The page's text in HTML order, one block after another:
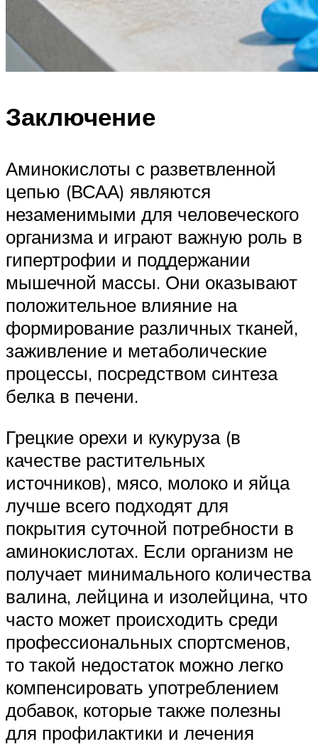
Заключение
Аминокислоты с разветвленной
цепью (ВСАА) являются
незаменимыми для человеческого
организма и играют важную роль в
гипертрофии и поддержании
мышечной массы. Они оказывают
положительное влияние на
формирование различных тканей,
заживление и метаболические
процессы, посредством синтеза
белка в печени.
Грецкие орехи и кукуруза (в
качестве растительных
источников), мясо, молоко и яйца
лучше всего подходят для
покрытия суточной потребности в
аминокислотах. Если организм не
получает минимального количества
валина, лейцина и изолейцина, что
часто может происходить среди
профессиональных спортсменов,
то такой недостаток можно легко
компенсировать употреблением
добавок, которые также полезны
для профилактики и лечения